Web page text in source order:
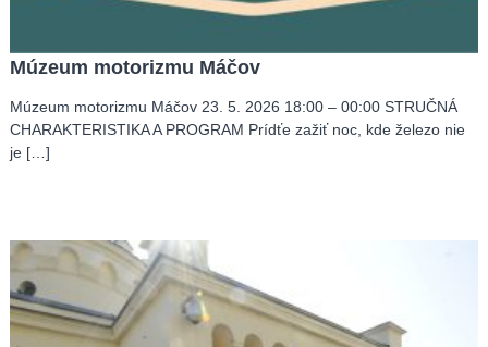
Múzeum motorizmu Máčov
Múzeum motorizmu Máčov 23. 5. 2026 18:00 – 00:00 STRUČNÁ
CHARAKTERISTIKA A PROGRAM Prídťe zažiť noc, kde železo nie
je […]